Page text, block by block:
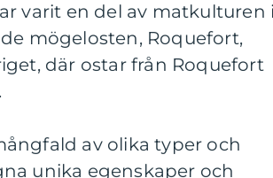
varit en del av matkulturen
mögelosten, Roquefort,
där ostar från Roquefort
av olika typer och
unika egenskaper och